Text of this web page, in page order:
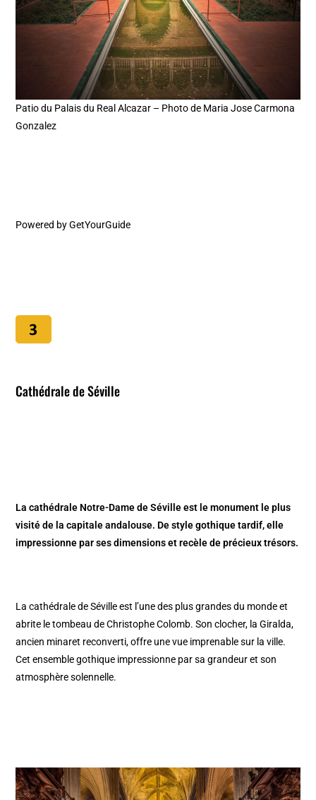
Patio du Palais du Real Alcazar – Photo de Maria Jose Carmona
Gonzalez
Powered byGetYourGuide
Cathédrale de Séville
La cathédrale Notre-Dame de Séville est le monument le plus
visité de la capitale andalouse. De style gothique tardif, elle
impressionne par ses dimensions et recèle de précieux trésors.
La cathédrale de Séville est l’une des plus grandes du monde et
abrite le tombeau de Christophe Colomb. Son clocher, la Giralda,
ancien minaret reconverti, offre une vue imprenable sur la ville.
Cet ensemble gothique impressionne par sa grandeur et son
atmosphère solennelle.